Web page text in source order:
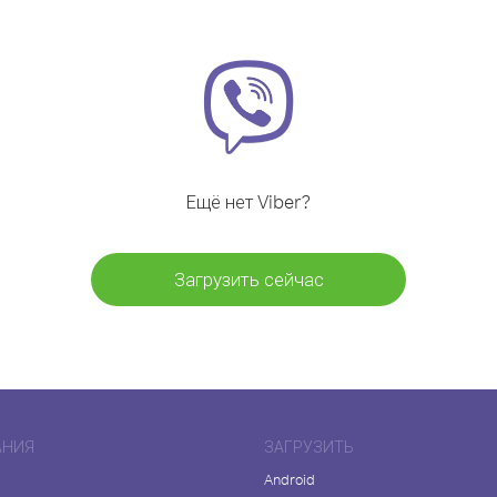
Ещё нет Viber?
Загрузить сейчас
ЗАГРУЗИТЬ
Android